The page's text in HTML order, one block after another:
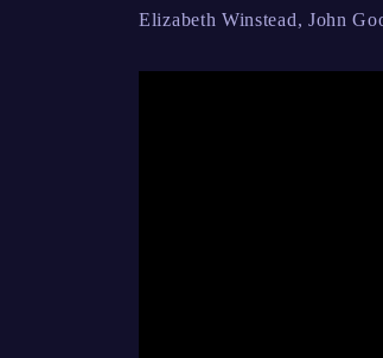
Elizabeth Winstead, John